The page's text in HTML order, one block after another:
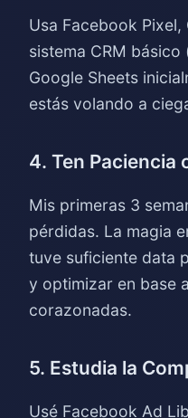
Usa Facebook
sistema CRM
Google Sheets
estás volando a
4. Ten Paciencia
Mis primeras 3
pérdidas. La magia
tuve suficiente data
y optimizar en base
corazonadas.
5. Estudia la
Usé Facebook Ad